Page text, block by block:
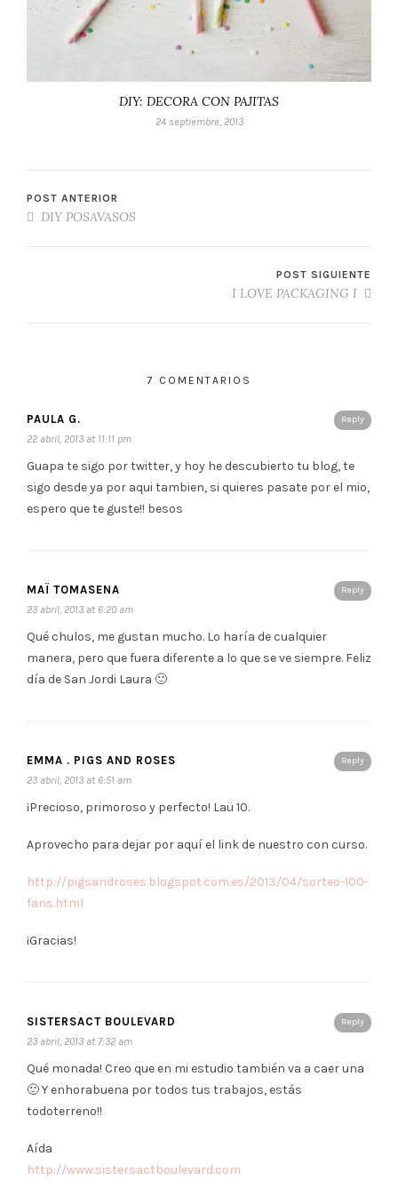
DIY: DECORA CON PAJITAS
24 septiembre, 2013
POST ANTERIOR
DIY POSAVASOS
POST SIGUIENTE
I LOVE PACKAGING I
7 COMENTARIOS
Reply
PAULA G.
22 abril, 2013 at 11:11 pm
Guapa te sigo por twitter, y hoy he descubierto tu blog, te
sigo desde ya por aqui tambien, si quieres pasate por el mio,
espero que te guste!! besos
Reply
MAÏ TOMASENA
23 abril, 2013 at 6:20 am
Qué chulos, me gustan mucho. Lo haría de cualquier
manera, pero que fuera diferente a lo que se ve siempre. Feliz
día de San Jordi Laura 🙂
Reply
EMMA . PIGS AND ROSES
23 abril, 2013 at 6:51 am
¡Precioso, primoroso y perfecto! Laü 10.
Aprovecho para dejar por aquí el link de nuestro con curso.
http://pigsandroses.blogspot.com.es/2013/04/sorteo-100-
fans.html
¡Gracias!
Reply
SISTERSACT BOULEVARD
23 abril, 2013 at 7:32 am
Qué monada! Creo que en mi estudio también va a caer una
🙂 Y enhorabuena por todos tus trabajos, estás
todoterreno!!
Aída
http://www.sistersactboulevard.com